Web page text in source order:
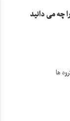
چه می دانید
ها